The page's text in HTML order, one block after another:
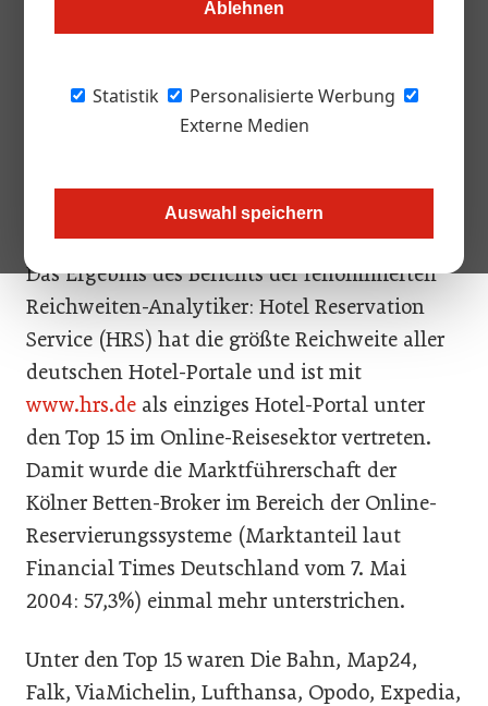
Ablehnen
Statistik
Personalisierte Werbung
Externe Medien
Auswahl speichern
Nielsen//NetRatings, führender Anbieter auf dem Gebiet der
länderübergreifenden Messung und Analyse von
Reisewebsites bei deutschen Surfern am beliebtesten sind.
Das Ergebnis des Berichts der renommierten
Reichweiten-Analytiker: Hotel Reservation
Service (HRS) hat die größte Reichweite aller
deutschen Hotel-Portale und ist mit
www.hrs.de als einziges Hotel-Portal unter
den Top 15 im Online-Reisesektor vertreten.
Damit wurde die Marktführerschaft der
Kölner Betten-Broker im Bereich der Online-
Reservierungssysteme (Marktanteil laut
Financial Times Deutschland vom 7. Mai
2004: 57,3%) einmal mehr unterstrichen.
Unter den Top 15 waren Die Bahn, Map24,
Falk, ViaMichelin, Lufthansa, Opodo, Expedia,